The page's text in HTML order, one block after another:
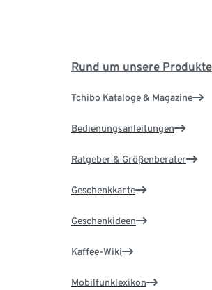
Rund um unsere Produkte
Tchibo Kataloge & Magazine
Bedienungsanleitungen
Ratgeber & Größenberater
Geschenkkarte
Geschenkideen
Kaffee-Wiki
Mobilfunklexikon